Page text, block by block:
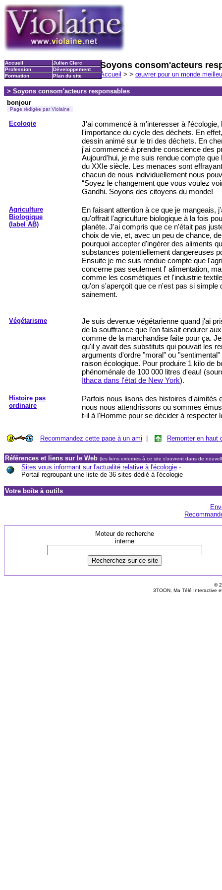
Soyons consom'acteurs
Accueil > > œuvrer pour un monde
Accueil
Profession
Formation
Julien Clerc
Développement
Plan du site
> Soyons consom'acteurs responsables
bonjour
Page rédigée par Violaine
Ecologie
J'ai commencé à m'interesser à l'écologie,
l'importance du cycle des déchets. En
dessin animé sur le tri des déchets. En
j'ai commencé à prendre conscience des
Aujourd'hui, je me suis rendue compte
du XXIe siècle. Les menaces sont
chacun de nous individuellement nous
“Soyez le changement que vous voulez
Gandhi. Soyons des citoyens du monde!
Agriculture
Biologique
(label AB)
En faisant attention à ce que je mangeais,
qu'offrait l'agriculture biologique à la fois
planète. J'ai compris que ce n'était pas
choix de vie, et, avec un peu de chance,
pourquoi accepter d'ingérer des aliments
substances potentiellement dangereuses
Ensuite je me suis rendue compte que
concerne pas seulement l' alimentation,
comme les cosmétiques et l'industrie
qu'on s'aperçoit que ce n'est pas si simple
sainement.
Végétarisme
Je suis devenue végétarienne quand j'ai
de la souffrance que l'on faisait endurer
comme de la marchandise faite pour ça.
qu'il y avait des substituts qui pouvait les
arguments d'ordre "moral" ou
raison écologique. Pour produire 1 kilo de
phénoménale de 100 000 litres d'eau!
Ithaca dans l'état de New York).
Histoire pas
ordinaire
Parfois nous lisons des histoires d'aimités
nous nous attendrissons ou sommes
t-il à l'Homme pour se décider à respecter
Recommandez cette page à un ami Remonter en haut
Références et liens sur le Web (les liens externes à ce site s'ouvrent dans de
Sites vous informant sur l'actualité relative à l'écologie -
Portail regroupant une liste de 36 sites dédié à l'écologie
Votre boîte à outils
Moteur de recherche
interne
©
3TOON, Ma Télé Interactive